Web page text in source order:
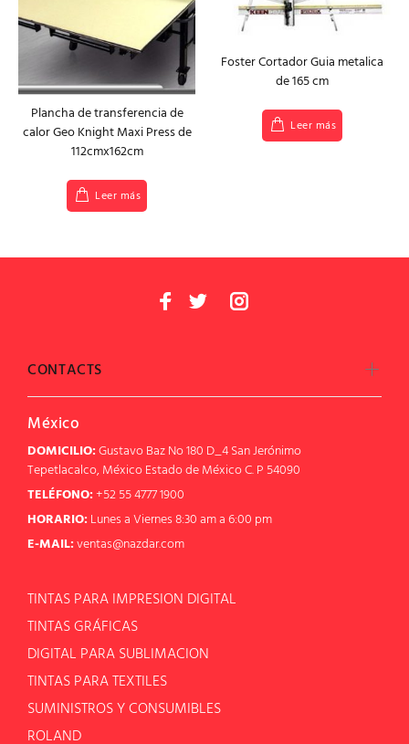
Plancha de transferencia de
calor Geo Knight Maxi Press de
112cmx162cm
Leer más
Foster Cortador Guia metalica
de 165 cm
Leer más
CONTACTS
México
DOMICILIO:Gustavo Baz No 180 D_4 San Jerónimo
Tepetlacalco, México Estado de México C. P 54090
TELÉFONO:+52 55 4777 1900
HORARIO: Lunes a Viernes 8:30 am a 6:00 pm
E-MAIL:ventas@nazdar.com
TINTAS PARA IMPRESION DIGITAL
TINTAS GRÁFICAS
DIGITAL PARA SUBLIMACION
TINTAS PARA TEXTILES
SUMINISTROS Y CONSUMIBLES
ROLAND